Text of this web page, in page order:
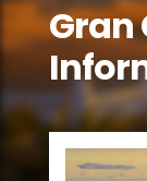
Gran